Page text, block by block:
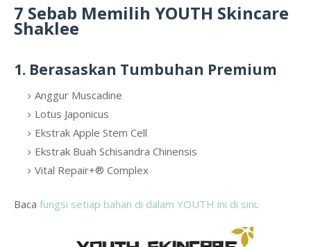
7 Sebab Memilih YOUTH Skincare
Shaklee
1. Berasaskan Tumbuhan Premium
Anggur Muscadine
Lotus Japonicus
Ekstrak Apple Stem Cell
Ekstrak Buah Schisandra Chinensis
Vital Repair+® Complex
Baca fungsi setiap bahan di dalam YOUTH ini di sini.